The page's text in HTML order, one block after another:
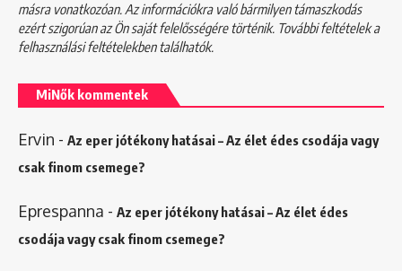
másra vonatkozóan. Az információkra való bármilyen támaszkodás
ezért szigorúan az Ön saját felelősségére történik. További feltételek a
felhasználási feltételekbentalálhatók.
MiNők kommentek
Ervin - Az eper jótékony hatásai – Az élet édes csodája vagy
csak finom csemege?
Eprespanna - Az eper jótékony hatásai – Az élet édes
csodája vagy csak finom csemege?